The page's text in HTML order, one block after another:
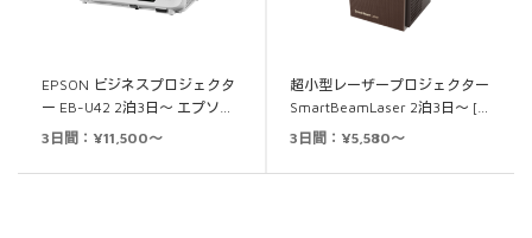
EPSON ビジネスプロジェクタ
ー EB-U42 2泊3日～ エプソ…
3日間：¥11,500～
超小型レーザープロジェクター
SmartBeamLaser 2泊3日～ […
3日間：¥5,580～